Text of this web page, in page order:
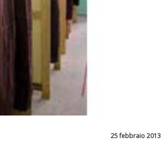
25 febbraio 2013